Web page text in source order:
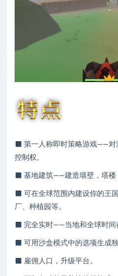
⬛ 第一人称即时策略游戏——
控制权。
⬛ 基地建筑——建造墙壁，塔楼
⬛ 可在全球范围内建设你的
厂、种植园等。
⬛ 完全实时——当地和全球时间
⬛ 可用沙盒模式中的选项生成
⬛ 雇佣人口，升级平台。